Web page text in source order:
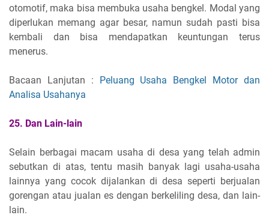
otomotif, maka bisa membuka usaha bengkel. Modal yang
diperlukan memang agar besar, namun sudah pasti bisa
kembali dan bisa mendapatkan keuntungan terus
menerus.
Bacaan Lanjutan : Peluang Usaha Bengkel Motor dan
Analisa Usahanya
25. Dan Lain-lain
Selain berbagai macam usaha di desa yang telah admin
sebutkan di atas, tentu masih banyak lagi usaha-usaha
lainnya yang cocok dijalankan di desa seperti berjualan
gorengan atau jualan es dengan berkeliling desa, dan lain-
lain.